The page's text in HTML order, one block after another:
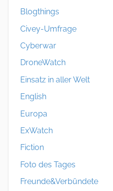
Blogthings
Civey-Umfrage
Cyberwar
DroneWatch
Einsatz in aller Welt
English
Europa
ExWatch
Fiction
Foto des Tages
Freunde&Verbündete